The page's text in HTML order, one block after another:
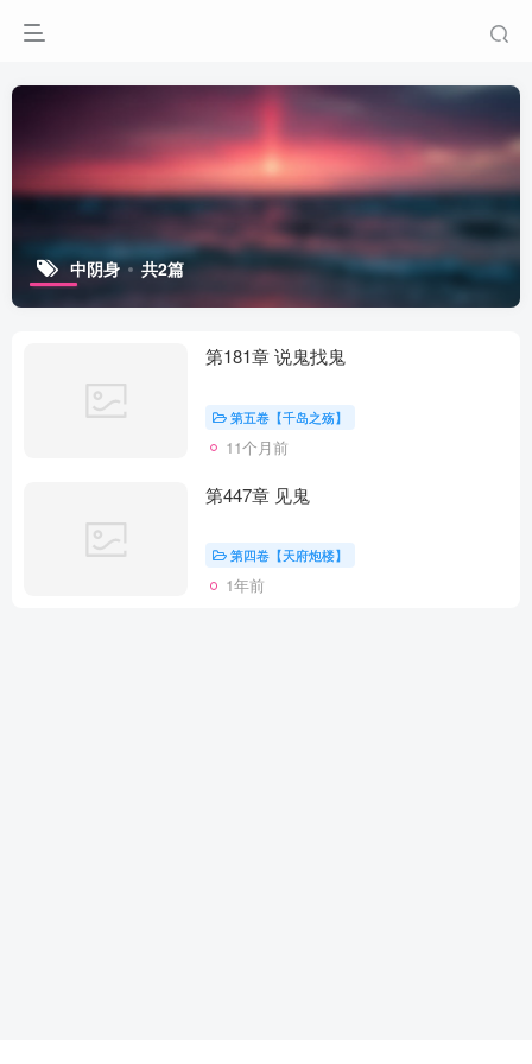
中阴身 共2篇
第181章 说鬼找鬼
第五卷【千岛之殇】
11个月前
第447章 见鬼
第四卷【天府炮楼】
1年前